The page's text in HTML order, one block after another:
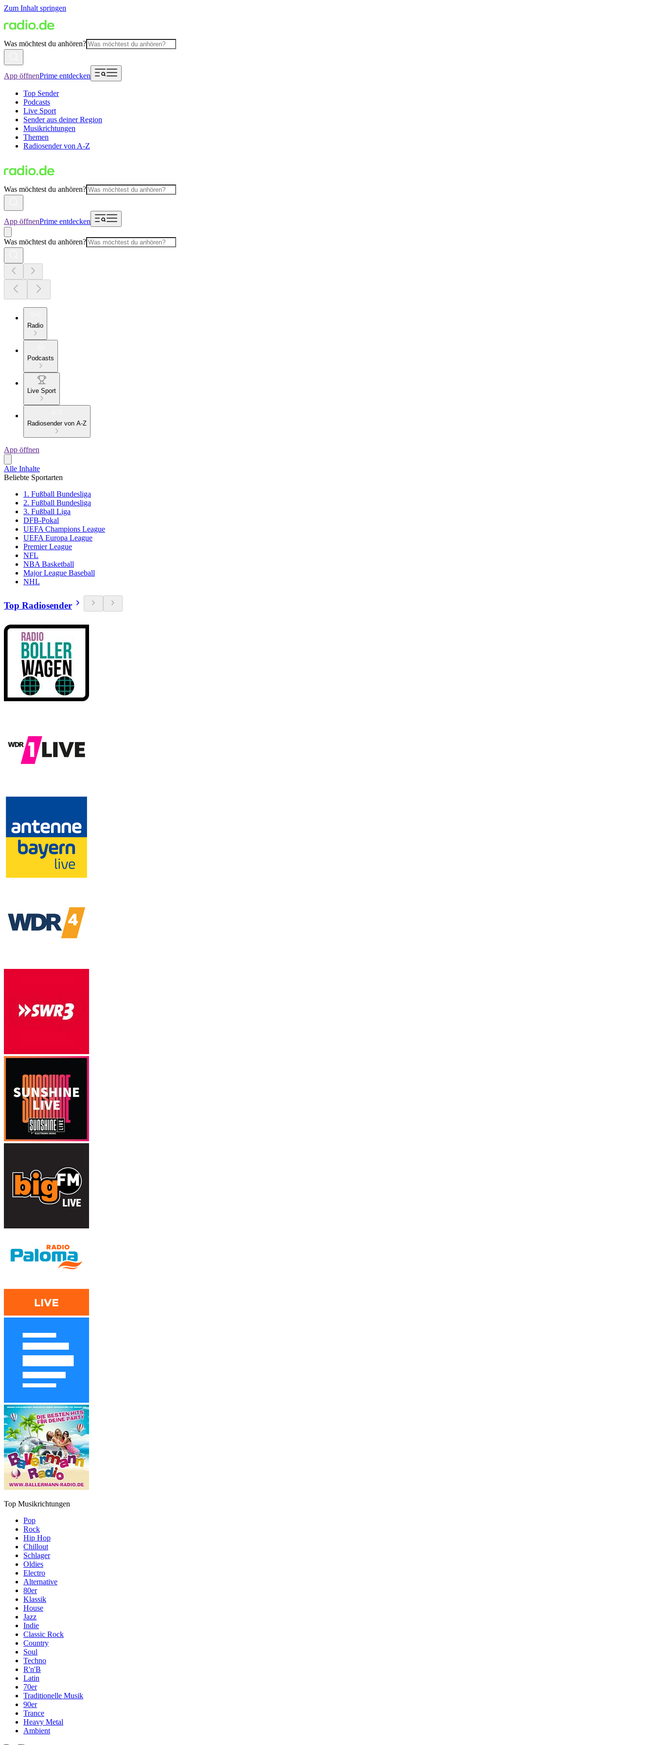
Zum Inhalt springen
Was möchtest du anhören?
App öffnenPrime entdecken
Top Sender
Podcasts
Live Sport
Sender aus deiner Region
Musikrichtungen
Themen
Radiosender von A-Z
Was möchtest du anhören?
App öffnenPrime entdecken
Was möchtest du anhören?
Radio
Podcasts
Live Sport
Radiosender von A-Z
App öffnen
Alle Inhalte
Beliebte Sportarten
1. Fußball Bundesliga
2. Fußball Bundesliga
3. Fußball Liga
DFB-Pokal
UEFA Champions League
UEFA Europa League
Premier League
NFL
NBA Basketball
Major League Baseball
NHL
Top Radiosender
Top Musikrichtungen
Pop
Rock
Hip Hop
Chillout
Schlager
Oldies
Electro
Alternative
80er
Klassik
House
Jazz
Indie
Classic Rock
Country
Soul
Techno
R'n'B
Latin
70er
Traditionelle Musik
90er
Trance
Heavy Metal
Ambient